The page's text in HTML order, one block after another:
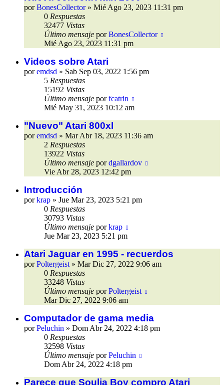
porBonesCollector» Mié Ago 23, 2023 11:31 pm
0 Respuestas
32477 Vistas
Último mensaje porBonesCollector
Mié Ago 23, 2023 11:31 pm
Videos sobre Atari
poremdsd » Sab Sep 03, 2022 1:56 pm
5 Respuestas
15192 Vistas
Último mensaje porfcatrin
Mié May 31, 2023 10:12 am
"Nuevo" Atari 800xl
poremdsd » Mar Abr 18, 2023 11:36 am
2 Respuestas
13922 Vistas
Último mensaje pordgallardov
Vie Abr 28, 2023 12:42 pm
Introducción
porkrap » Jue Mar 23, 2023 5:21 pm
0 Respuestas
30793 Vistas
Último mensaje porkrap
Jue Mar 23, 2023 5:21 pm
Atari Jaguar en 1995 - recuerdos
porPoltergeist » Mar Dic 27, 2022 9:06 am
0 Respuestas
33248 Vistas
Último mensaje porPoltergeist
Mar Dic 27, 2022 9:06 am
Computador de gama media
porPeluchin » Dom Abr 24, 2022 4:18 pm
0 Respuestas
32598 Vistas
Último mensaje porPeluchin
Dom Abr 24, 2022 4:18 pm
Parece que Soulja Boy compro Atari